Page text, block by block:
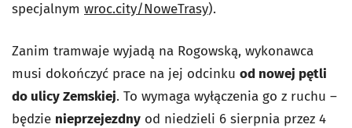
specjalnym wroc.city/NoweTrasy).
Zanim tramwaje wyjadą na Rogowską, wykonawca
musi dokończyć prace na jej odcinku od nowej pętli
do ulicy Zemskiej. To wymaga wyłączenia go z ruchu –
będzie nieprzejezdny od niedzieli 6 sierpnia przez 4